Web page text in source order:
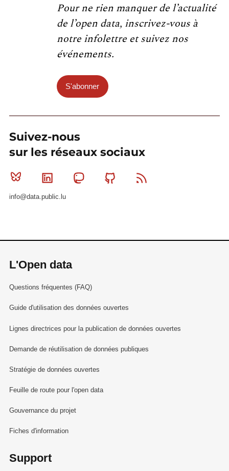
Pour ne rien manquer de l’actualité
de l’open data, inscrivez-vous à
notre infolettre et suivez nos
événements.
S'abonner
Suivez-nous
sur les réseaux sociaux
Bluesky Linkedin MastodonGithub
info@data.public.lu
L'Open data
Questions fréquentes (FAQ)
Guide d'utilisation des données ouvertes
Lignes directrices pour la publication de données ouvertes
Demande de réutilisation de données publiques
Stratégie de données ouvertes
Feuille de route pour l'open data
Gouvernance du projet
Fiches d'information
Support